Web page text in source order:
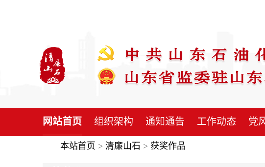
网站首页 组织架构 通知通告 工作动态 党
本站首页 > 清廉山石 > 获奖作品